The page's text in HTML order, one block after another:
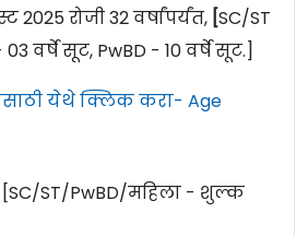
2025 रोजी 32 वर्षांपर्यंत, [SC/ST
वर्षे सूट, PwBD - 10 वर्षे सूट.]
येथे क्लिक करा- Age
ST/PwBD/महिला - शुल्क